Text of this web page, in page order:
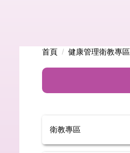
首頁 健康管理衛教專區
衛教專區